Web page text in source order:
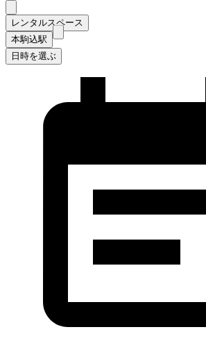
レンタルスペース
本駒込駅
日時を選ぶ